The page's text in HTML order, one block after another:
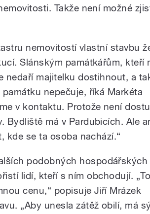
Takže není možné
nemovitostí vlastní stavbu
Slánským památkářům, kteří
nedaří majitelku dostihnout, a
nepečuje, říká Markéta
v kontaktu. Protože není
Bydliště má v Pardubicích. Ale
kde se ta osoba nachází.“
podobných hospodářských
lidí, kteří s ním obchodují. „To
cenu,“ popisuje Jiří Mrázek
„Aby unesla zátěž obilí, má